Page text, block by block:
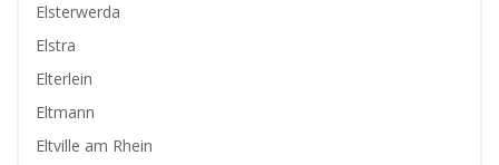
Elsterwerda
Elstra
Elterlein
Eltmann
Eltville am Rhein